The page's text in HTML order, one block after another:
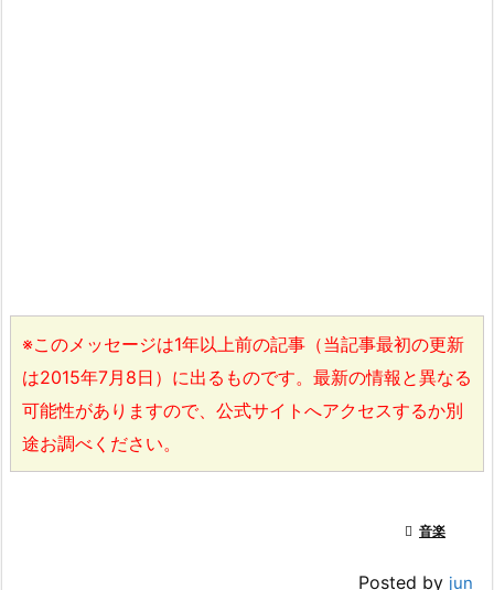
※このメッセージは1年以上前の記事（当記事最初の更新
は2015年7月8日）に出るものです。最新の情報と異なる
可能性がありますので、公式サイトへアクセスするか別
途お調べください。
 音楽
Posted by jun